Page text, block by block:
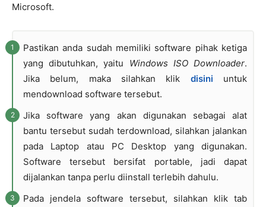
Microsoft.
Pastikan anda sudah memiliki software pihak ketiga
yang dibutuhkan, yaitu Windows ISO Downloader.
Jika belum, maka silahkan klik disini untuk
mendownload software tersebut.
Jika software yang akan digunakan sebagai alat
bantu tersebut sudah terdownload, silahkan jalankan
pada Laptop atau PC Desktop yang digunakan.
Software tersebut bersifat portable, jadi dapat
dijalankan tanpa perlu diinstall terlebih dahulu.
Pada jendela software tersebut, silahkan klik tab